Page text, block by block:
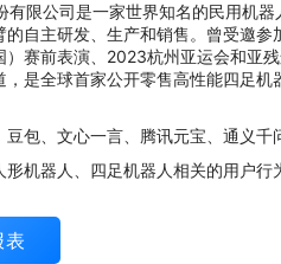
有限公司是一家世界知名的民用机
的自主研发、生产和销售。曾受邀
赛前表演、2023杭州亚运会和亚
，是全球首家公开零售高性能四足
豆包、文心一言、腾讯元宝、通义千
形机器人、四足机器人相关的用户行
表